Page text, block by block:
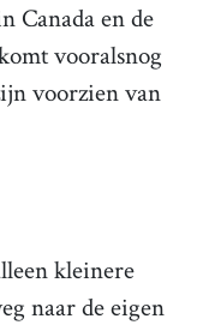
Canada en de
vooralsnog
voorzien van
kleinere
naar de eigen